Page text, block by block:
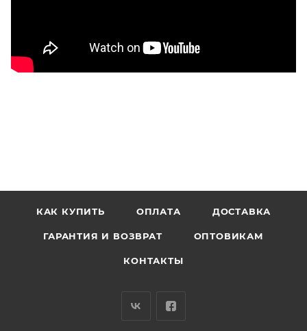
КАК КУПИТЬ ОПЛАТА ДОСТАВКА
ГАРАНТИЯ И ВОЗВРАТ ОПТОВИКАМ
КОНТАКТЫ